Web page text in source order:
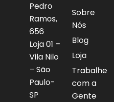
Pedro
Ramos,
656
Loja 01 –
Vila Nilo
– São
Paulo-
SP
Sobre
Nós
Blog
Loja
Trabalhe
com a
Gente